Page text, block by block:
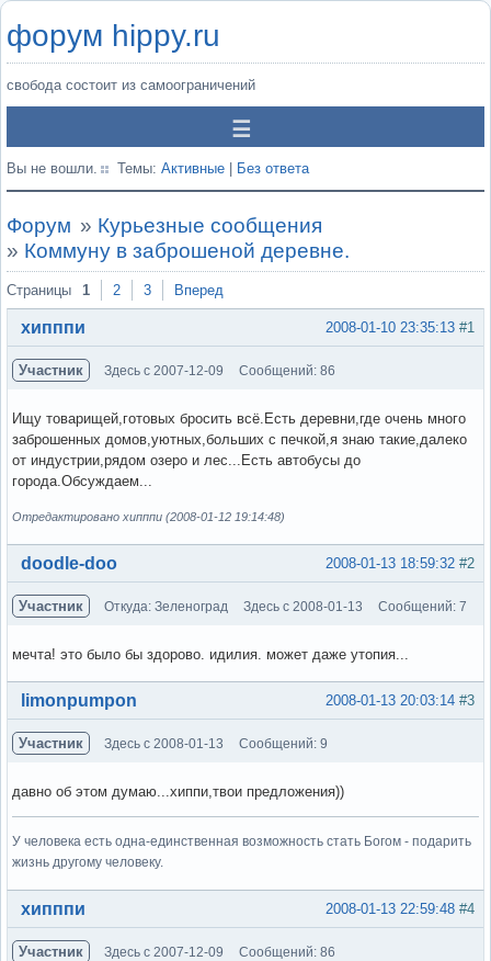
форум hippy.ru
свобода состоит из самоограничений
Вы не вошли. Темы: Активные Без ответа
Форум » Курьезные сообщения
» Коммуну в заброшеной деревне.
Страницы 1 2 3 Вперед
#1
2008-01-10 23:35:13
хипппи
Участник Здесь с 2007-12-09 Сообщений: 86
Ищу товарищей,готовых бросить всё.Есть деревни,где очень много
заброшенных домов,уютных,больших с печкой,я знаю такие,далеко
от индустрии,рядом озеро и лес...Есть автобусы до
города.Обсуждаем...
Отредактировано хипппи (2008-01-12 19:14:48)
Вне форума #2
2008-01-13 18:59:32
doodle-doo
Участник Откуда: Зеленоград Здесь с 2008-01-13 Сообщений: 7
мечта! это было бы здорово. идилия. может даже утопия...
Вне форума #3
2008-01-13 20:03:14
limonpumpon
Участник Здесь с 2008-01-13 Сообщений: 9
давно об этом думаю...хиппи,твои предложения))
У человека есть одна-единственная возможность стать Богом - подарить
жизнь другому человеку.
Вне форума #4
2008-01-13 22:59:48
хипппи
Участник Здесь с 2007-12-09 Сообщений: 86